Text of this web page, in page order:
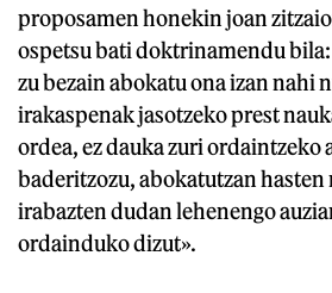
proposamen honekin joan
ospetsu bati doktrinamendu bila:
zu bezain abokatu ona izan nahi
irakaspenak jasotzeko prest
ordea, ez dauka zuri ordaintzeko
baderitzozu, abokatutzan hasten
irabazten dudan lehenengo
ordainduko dizut».